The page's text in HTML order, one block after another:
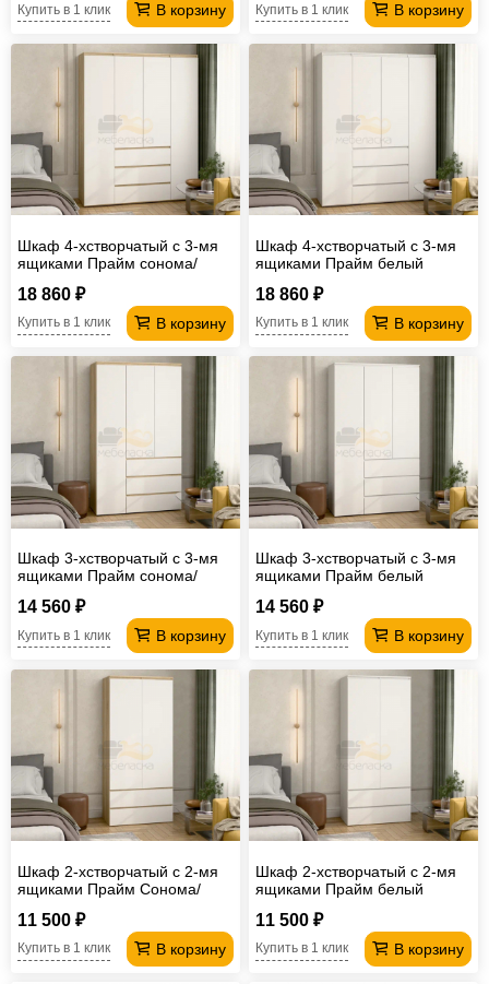
В корзину
Купить в 1 клик В корзину
Купить в 1 клик
Шкаф 4-хстворчатый с 3-мя
ящиками Прайм сонома/
18 860 ₽
В корзину
Купить в 1 клик
Шкаф 4-хстворчатый с 3-мя
ящиками Прайм белый
18 860 ₽
В корзину
Купить в 1 клик
Шкаф 3-хстворчатый с 3-мя
ящиками Прайм сонома/
14 560 ₽
В корзину
Купить в 1 клик
Шкаф 3-хстворчатый с 3-мя
ящиками Прайм белый
14 560 ₽
В корзину
Купить в 1 клик
Шкаф 2-хстворчатый с 2-мя
ящиками Прайм Сонома/
11 500 ₽
В корзину
Купить в 1 клик
Шкаф 2-хстворчатый с 2-мя
ящиками Прайм белый
11 500 ₽
В корзину
Купить в 1 клик